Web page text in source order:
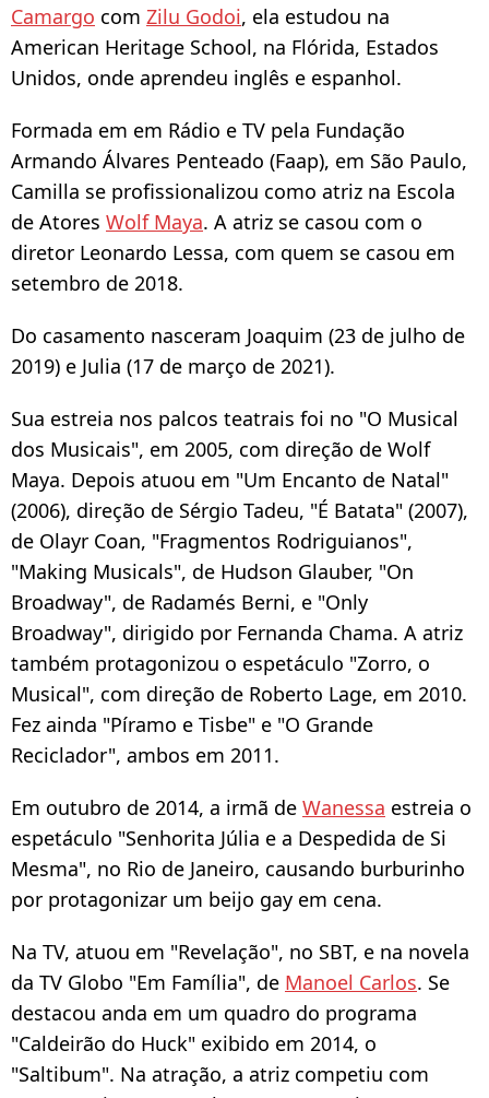
Camargo com Zilu Godoi, ela estudou na
American Heritage School, na Flórida, Estados
Unidos, onde aprendeu inglês e espanhol.
Formada em em Rádio e TV pela Fundação
Armando Álvares Penteado (Faap), em São Paulo,
Camilla se profissionalizou como atriz na Escola
de Atores Wolf Maya. A atriz se casou com o
diretor Leonardo Lessa, com quem se casou em
setembro de 2018.
Do casamento nasceram Joaquim (23 de julho de
2019) e Julia (17 de março de 2021).
Sua estreia nos palcos teatrais foi no "O Musical
dos Musicais", em 2005, com direção de Wolf
Maya. Depois atuou em "Um Encanto de Natal"
(2006), direção de Sérgio Tadeu, "É Batata" (2007),
de Olayr Coan, "Fragmentos Rodriguianos",
"Making Musicals", de Hudson Glauber, "On
Broadway", de Radamés Berni, e "Only
Broadway", dirigido por Fernanda Chama. A atriz
também protagonizou o espetáculo "Zorro, o
Musical", com direção de Roberto Lage, em 2010.
Fez ainda "Píramo e Tisbe" e "O Grande
Reciclador", ambos em 2011.
Em outubro de 2014, a irmã de Wanessa estreia o
espetáculo "Senhorita Júlia e a Despedida de Si
Mesma", no Rio de Janeiro, causando burburinho
por protagonizar um beijo gay em cena.
Na TV, atuou em "Revelação", no SBT, e na novela
da TV Globo "Em Família", de Manoel Carlos. Se
destacou anda em um quadro do programa
"Caldeirão do Huck" exibido em 2014, o
"Saltibum". Na atração, a atriz competiu com